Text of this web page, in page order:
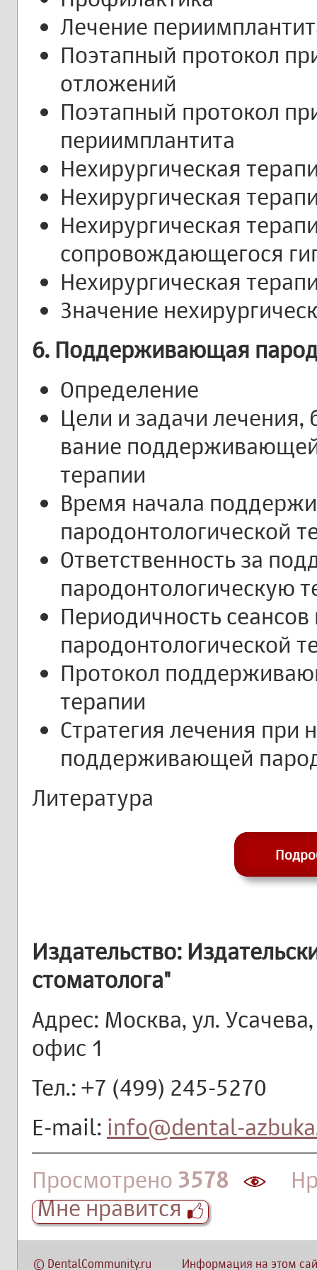
Лечение
Поэтапный протокол
отложений
Поэтапный протокол
периимплантита
Нехирургическая
Нехирургическая
Нехирургическая
сопровождающегося
Нехирургическая
Значение
6. Поддерживающая
Определение
Цели и задачи лечения,
вание
терапии
Время начала
пародонтологической
Ответственность за
пародонтологическую
Периодичность
пародонтологической
Протокол
терапии
Стратегия лечения при
поддерживающей
Литература
Издательство:
стоматолога"
Адрес: Москва, ул.
офис 1
Тел.: +7 (499) 245-5270
E-mail: info@dental-
Просмотрено 3578
Мне нравится
© DentalCommunity.ru
Информация на этом